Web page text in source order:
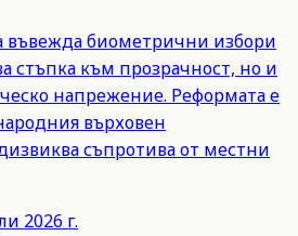
въвежда биометрични избори
стъпка към прозрачност, но и
напрежение. Реформата е
върховен
съпротива от местни
2026 г.